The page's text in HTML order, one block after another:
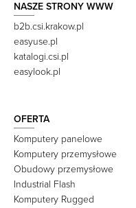
NASZE STRONY WWW
b2b.csi.krakow.pl
easyuse.pl
katalogi.csi.pl
easylook.pl
OFERTA
Komputery panelowe
Komputery przemysłowe
Obudowy przemysłowe
Industrial Flash
Komputery Rugged